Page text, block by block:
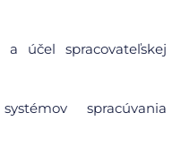
a účel spracovateľskej
spracúvania